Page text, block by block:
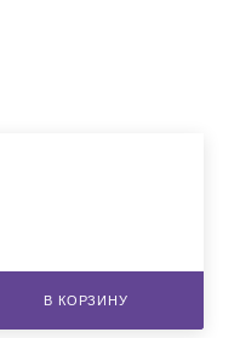
В КОРЗИНУ